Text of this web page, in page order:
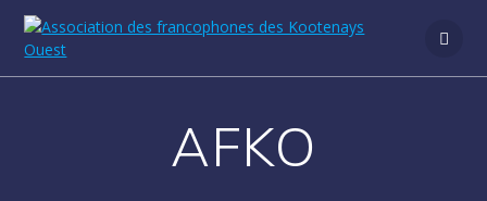
au
AFKO